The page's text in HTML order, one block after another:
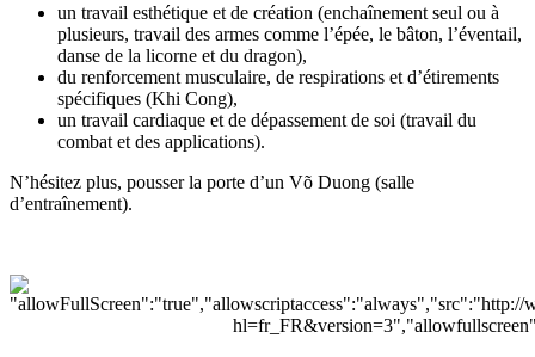
un travail esthétique et de création (enchaînement seul ou à
plusieurs, travail des armes comme l’épée, le bâton, l’éventail,
danse de la licorne et du dragon),
du renforcement musculaire, de respirations et d’étirements
spécifiques (Khi Cong),
un travail cardiaque et de dépassement de soi (travail du
combat et des applications).
N’hésitez plus, pousser la porte d’un Võ Duong (salle
d’entraînement).